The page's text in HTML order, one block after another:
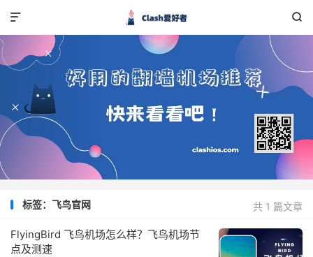


共 1 篇文章
标签：飞鸟官网
FlyingBird 飞鸟机场怎么样？飞鸟机场节
点及测速